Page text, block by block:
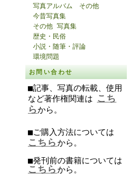
写真アルバム その他
今昔写真集
その他 写真集
歴史・民俗
小説・随筆・評論
環境問題
お問い合わせ
■記事、写真の転載、使用
など著作権関連は こち
らから。
■ご購入方法については
こちら から。
■発刊前の書籍については
こちら から。